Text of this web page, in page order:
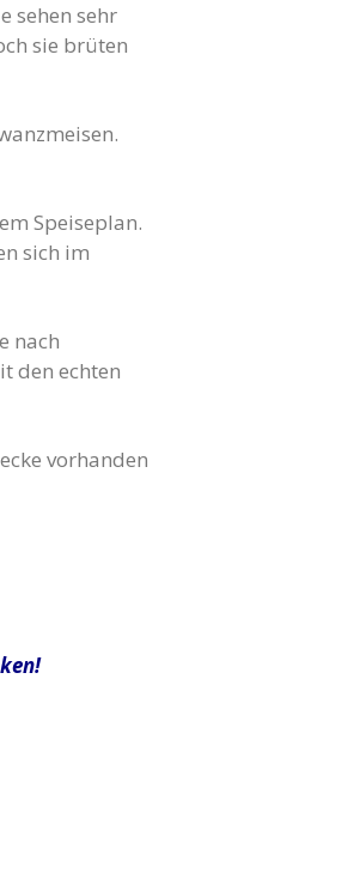
sehen sehr
sie brüten
Speiseplan.
sich im
nach
den echten
vorhanden